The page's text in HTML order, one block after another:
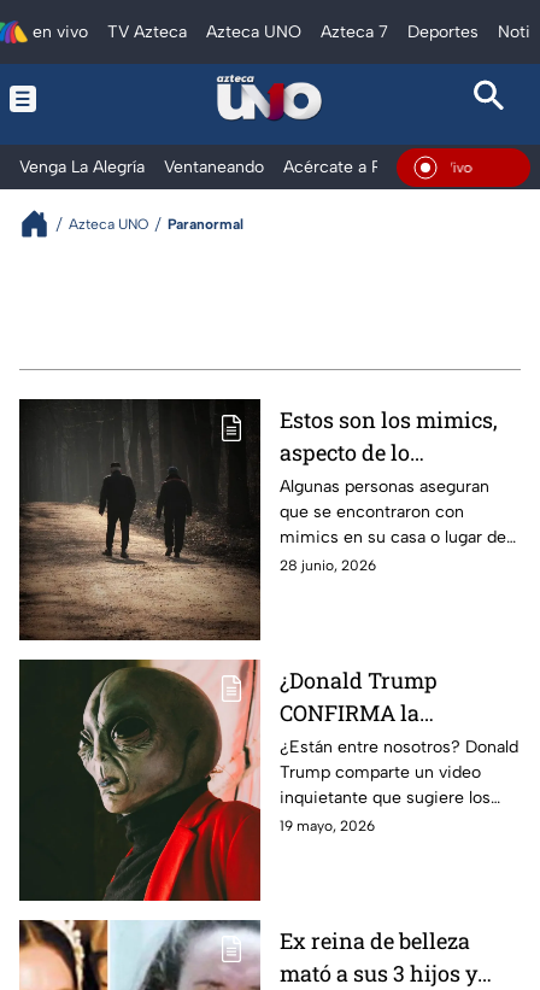
en vivo TV Azteca Azteca UNO Azteca 7 Deportes
Venga La Alegría Ventaneando Acércate a Rocío Al Extremo
En Vivo
Azteca UNO Paranormal
Estos son los mimics,
aspecto de lo
paranormal que
preocupa a muchas
personas actualmente
Algunas personas aseguran
que se encontraron con
mimics en su casa o lugar de
trabajo. Por eso la
28 junio, 2026
¿Donald Trump
CONFIRMA la
existencia de
extraterrestres? Sube
inquietante video a
redes sociales
¿Están entre nosotros? Donald
Trump comparte un video
inquietante que sugiere los
extraterrestres SÍ existen
19 mayo, 2026
Ex reina de belleza
mató a sus 3 hijos y